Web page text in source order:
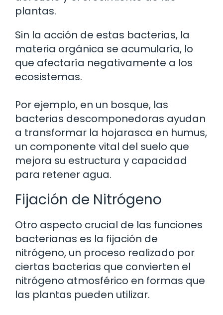
plantas.
Sin la acción de estas bacterias, la
materia orgánica se acumularía, lo
que afectaría negativamente a los
ecosistemas.
Por ejemplo, en un bosque, las
bacterias descomponedoras ayudan
a transformar la hojarasca en humus,
un componente vital del suelo que
mejora su estructura y capacidad
para retener agua.
Fijación de Nitrógeno
Otro aspecto crucial de las funciones
bacterianas es la fijación de
nitrógeno, un proceso realizado por
ciertas bacterias que convierten el
nitrógeno atmosférico en formas que
las plantas pueden utilizar.